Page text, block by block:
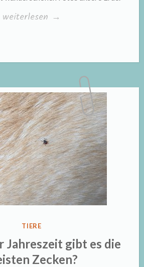
„Ein
weiterlesen →
VERÖFFENTLICHT
TIERE
Jahreszeit gibt es die
Zecken?